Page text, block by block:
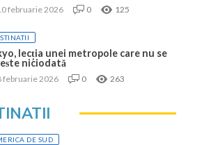
februarie 2026 0 125
lecția unei metropole care nu se
niciodată
februarie 2026 0 263
DE SUD